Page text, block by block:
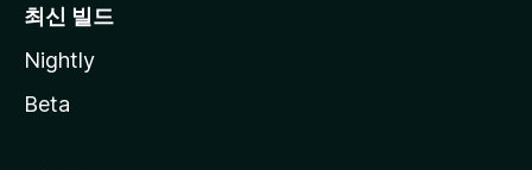
최신 빌드
Nightly
Beta